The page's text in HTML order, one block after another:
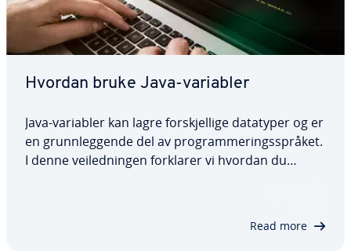
Hvordan bruke Java-variabler
Java-variabler kan lagre forskjellige datatyper og er
en grunnleggende del av programmeringsspråket.
I denne veiledningen forklarer vi hvordan du
Read more